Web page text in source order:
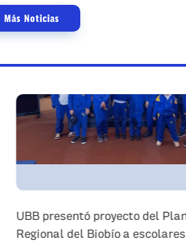
Más Noticias
proyecto del Planetario
Biobío a escolares de la